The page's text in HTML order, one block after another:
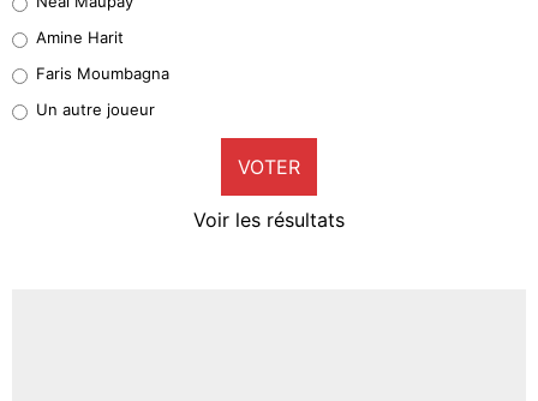
1%
9%
Amine Harit
Faris Moumbagna
Un autre joueur
VOTER
Voir les résultats